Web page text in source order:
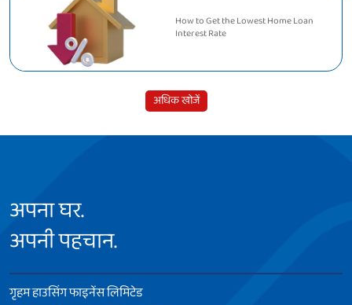
How to Get the Lowest Home Loan
Interest Rate
अधिक खोजें
अपना घर.
अपनी पहचान.
गृहम हाउसिंग फाइनेंस लिमिटेड